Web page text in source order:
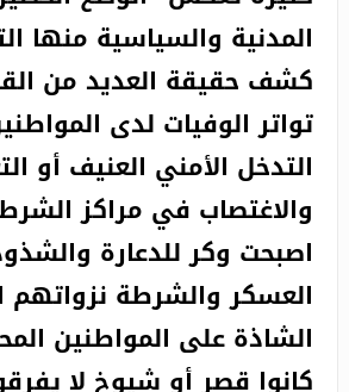
المدنية والسياسية منها
كشف حقيقة العديد من
تواتر الوفيات لدى
التدخل الأمني العنيف أو
والاغتصاب في مراكز
اصبحت وكر للدعارة
العسكر والشرطة نزواتهم
الشاذة على المواطنين
كانوا قصر أو شيوخ لا